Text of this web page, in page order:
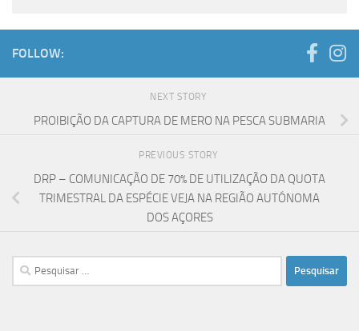
FOLLOW:
NEXT STORY
PROIBIÇÃO DA CAPTURA DE MERO NA PESCA SUBMARIA
PREVIOUS STORY
DRP – COMUNICAÇÃO DE 70% DE UTILIZAÇÃO DA QUOTA
TRIMESTRAL DA ESPÉCIE VEJA NA REGIÃO AUTÓNOMA
DOS AÇORES
Pesquisar
por: